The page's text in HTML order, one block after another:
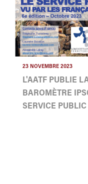
23 NOVEMBRE 2023
L'AATF PUBLIE
BAROMÈTRE
SERVICE